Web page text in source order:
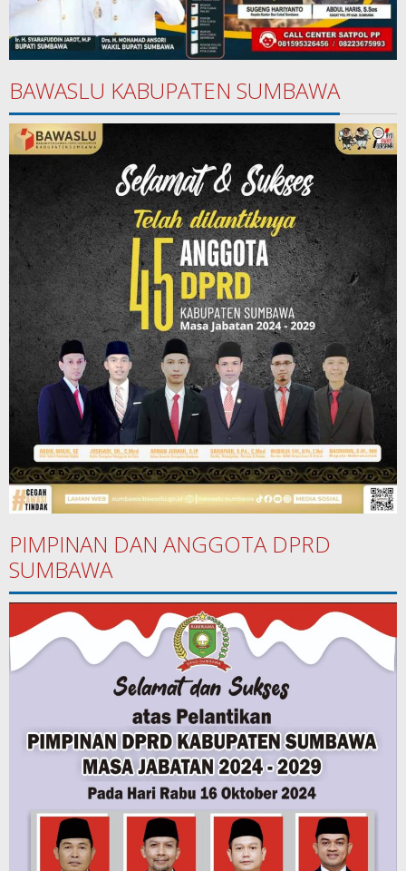
BAWASLU KABUPATEN SUMBAWA
PIMPINAN DAN ANGGOTA DPRD
SUMBAWA